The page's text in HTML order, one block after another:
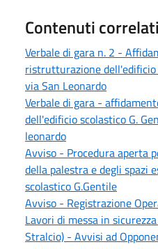
Contenuti correlati
Verbale di gara n. 2 -
ristrutturazione dell'edificio
via San Leonardo
Verbale di gara -
dell'edificio scolastico G.
leonardo
Avviso - Procedura aperta
della palestra e degli spazi
scolastico G.Gentile
Avviso - Registrazione
Lavori di messa in
Stralcio) - Avvisi ad